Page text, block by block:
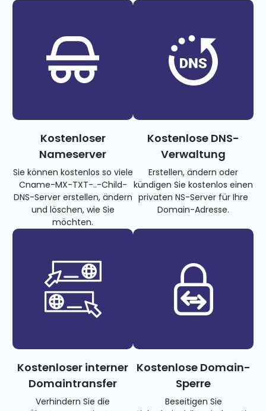
Kostenloser
Nameserver
Sie können kostenlos so viele
Cname-MX-TXT-..-Child-
DNS-Server erstellen, ändern
und löschen, wie Sie
möchten.
Kostenlose DNS-
Verwaltung
Erstellen, ändern oder
kündigen Sie kostenlos einen
privaten NS-Server für Ihre
Domain-Adresse.
Kostenloser interner
Domaintransfer
Verhindern Sie die
Kostenlose Domain-
Sperre
Beseitigen Sie